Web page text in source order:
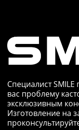
Специалист
вас проблему
эксклюзивным
Изготовление на